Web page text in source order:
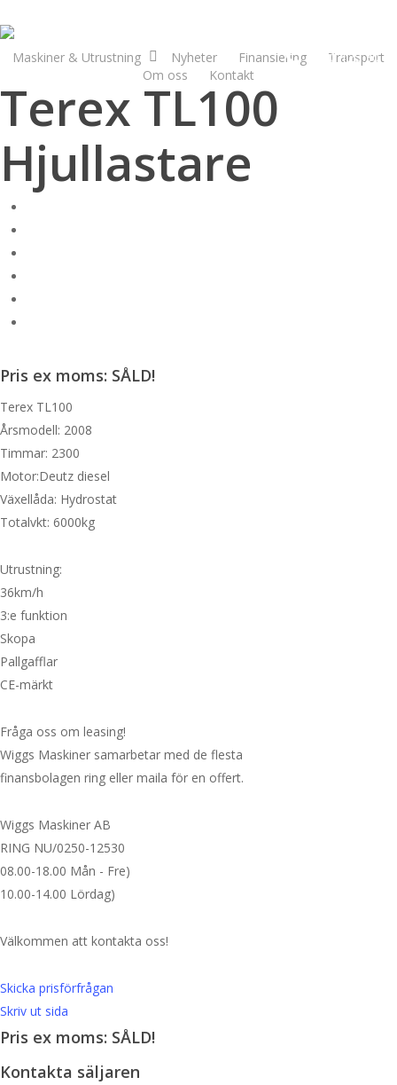
to
mainMaskiner & Utrustning Nyheter Finansiering
Transport
Om oss
Kontakt
0250 125 30
Terex TL100
Hjullastare
Pris ex moms: SÅLD!
Terex TL100
Årsmodell: 2008
Timmar: 2300
Motor:Deutz diesel
Växellåda: Hydrostat
Totalvkt: 6000kg
Utrustning:
36km/h
3:e funktion
Skopa
Pallgafflar
CE-märkt
Fråga oss om leasing!
Wiggs Maskiner samarbetar med de flesta
finansbolagen ring eller maila för en offert.
Wiggs Maskiner AB
RING NU/0250-12530
08.00-18.00 Mån - Fre)
10.00-14.00 Lördag)
Välkommen att kontakta oss!
Skicka prisförfrågan
Skriv ut sida
Pris ex moms: SÅLD!
Kontakta säljaren